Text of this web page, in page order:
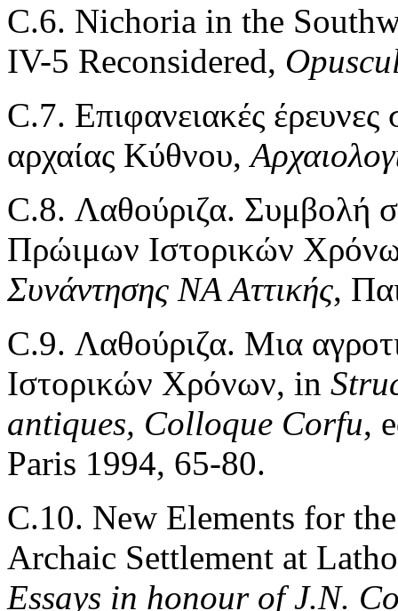
C.6. Nichoria in the
IV-5 Reconsidered,
C.7. Επιφανειακές
αρχαίας Κύθνου,
C.8. Λαθούριζα. Συμβολή
Πρώιμων Ιστορικών
Συνάντησης ΝΑ Αττικής,
C.9. Λαθούριζα. Μια
Ιστορικών Χρόνων, in
antiques, Colloque Corfu,
Paris 1994, 65-80.
C.10. New Elements for
Archaic Settlement at
Essays in honour of J.N.